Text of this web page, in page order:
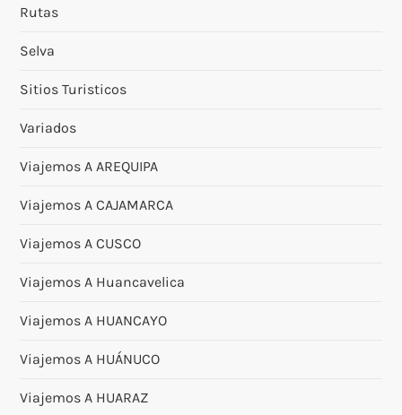
Rutas
Selva
Sitios Turisticos
Variados
Viajemos A AREQUIPA
Viajemos A CAJAMARCA
Viajemos A CUSCO
Viajemos A Huancavelica
Viajemos A HUANCAYO
Viajemos A HUÁNUCO
Viajemos A HUARAZ